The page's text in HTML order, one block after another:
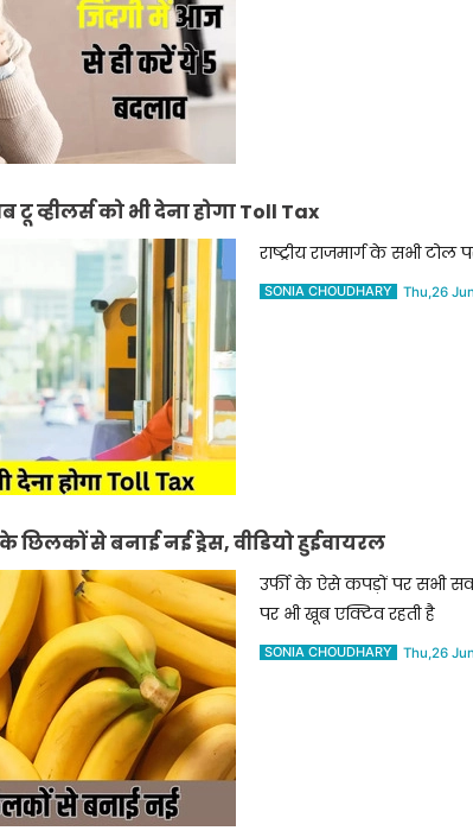
व्हीलर्स को भी देना होगा Toll Tax
राष्ट्रीय राजमार्ग के सभी टोल
SONIA CHOUDHARY Thu,26
के छिलकों से बनाई नई ड्रेस, वीडियो हुईवायरल
उर्फी के ऐसे कपड़ों पर सभी
पर भी खूब एक्टिव रहती है
SONIA CHOUDHARY Thu,26